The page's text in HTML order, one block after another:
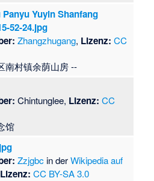
Yuyin Shanfang
52-24.jpg
Zhangzhugang, Lizenz: CC
南村镇余荫山房 --
Chintunglee, Lizenz: CC
馆
Zzjgbc in derWikipedia auf
Lizenz: CC BY-SA 3.0